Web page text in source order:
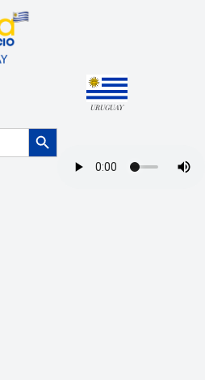
URUGUAY
Botón de búsqueda